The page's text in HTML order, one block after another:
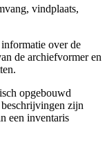
vindplaats,
over de
de archiefvormer en
opgebouwd
zijn
een inventaris